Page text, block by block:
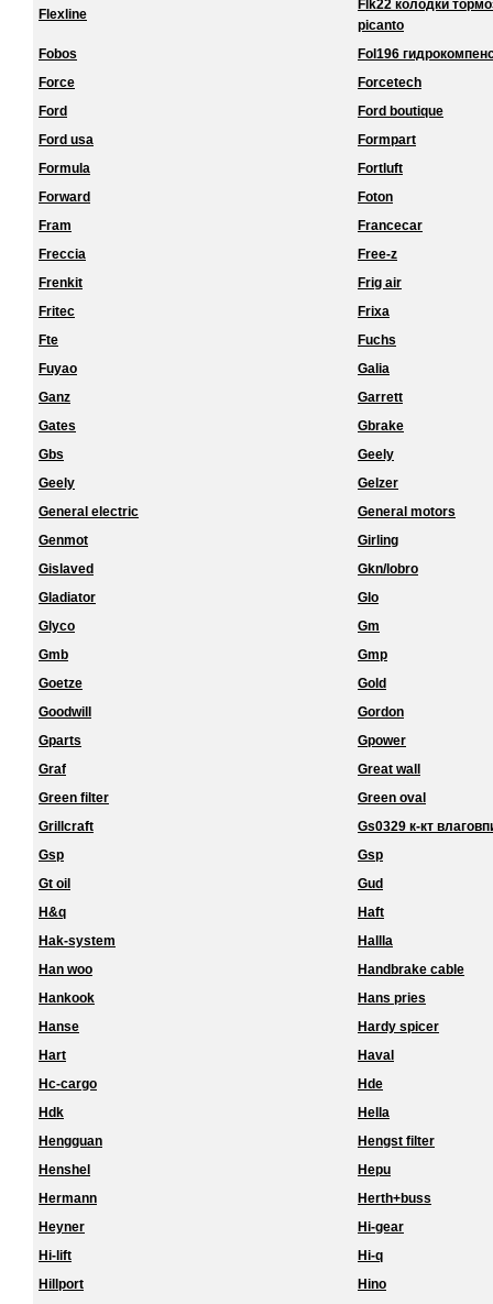
Flexline
Flk22 колодки
picanto
Fobos
Fol196
Force
Forcetech
Ford
Ford boutique
Ford usa
Formpart
Formula
Fortluft
Forward
Foton
Fram
Francecar
Freccia
Free-z
Frenkit
Frig air
Fritec
Frixa
Fte
Fuchs
Fuyao
Galia
Ganz
Garrett
Gates
Gbrake
Gbs
Geely
Geely
Gelzer
General electric
General motors
Genmot
Girling
Gislaved
Gkn/lobro
Gladiator
Glo
Glyco
Gm
Gmb
Gmp
Goetze
Gold
Goodwill
Gordon
Gparts
Gpower
Graf
Great wall
Green filter
Green oval
Grillcraft
Gs0329 к-кт
Gsp
Gsp
Gt oil
Gud
H&q
Haft
Hak-system
Hallla
Han woo
Handbrake cable
Hankook
Hans pries
Hanse
Hardy spicer
Hart
Haval
Hc-cargo
Hde
Hdk
Hella
Hengguan
Hengst filter
Henshel
Hepu
Hermann
Herth+buss
Heyner
Hi-gear
Hi-lift
Hi-q
Hillport
Hino